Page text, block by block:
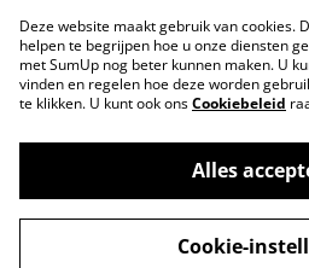
Contact
Privacybeleid
©2026Tindahan Reform
Deze website maakt gebruik van cookies.
helpen te begrijpen hoe u onze diensten
met SumUp nog beter kunnen maken. U
vinden en regelen hoe deze worden
te klikken. U kunt ook onsCookiebeleid
Alles
Cookie-